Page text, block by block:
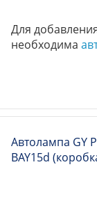
Для
необходима
Автолампа GY
BAY15d